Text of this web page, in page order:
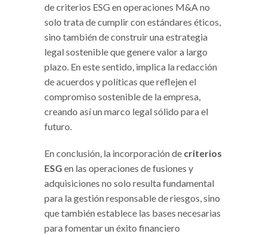
de criterios ESG en operaciones M&A no
solo trata de cumplir con estándares éticos,
sino también de construir una estrategia
legal sostenible que genere valor a largo
plazo. En este sentido, implica la redacción
de acuerdos y políticas que reflejen el
compromiso sostenible de la empresa,
creando así un marco legal sólido para el
futuro.
En conclusión, la incorporación de criterios
ESG en las operaciones de fusiones y
adquisiciones no solo resulta fundamental
para la gestión responsable de riesgos, sino
que también establece las bases necesarias
para fomentar un éxito financiero